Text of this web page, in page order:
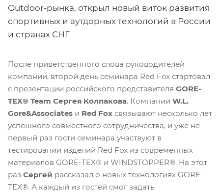
Outdoor-рынка, открыл новый виток развития
спортивных и аутдорных технологий в России
и странах СНГ
После приветственного слова руководителей
компании, второй день семинара Red Fox стартовал
с презентации российского представителя GORE-
TEX® Team Сергея Колпакова. Компании W.L.
Gore&Associates и Red Fox связывают несколько лет
успешного совместного сотрудничества, и уже не
первый раз гости семинара участвуют в
тестировании изделий Red Fox из современных
материалов GORE-TEX® и WINDSTOPPER®. На этот
раз Сергей рассказал о новых технологиях GORE-
TEX®. А каждый из гостей смог задать